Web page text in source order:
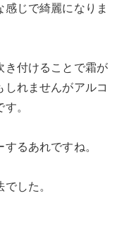
じで綺麗になりま
き付けることで霜が
れませんがアルコ
。
るあれですね。
した。